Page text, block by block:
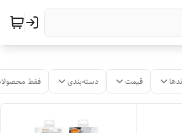
قیمت دسته‌بندی فقط